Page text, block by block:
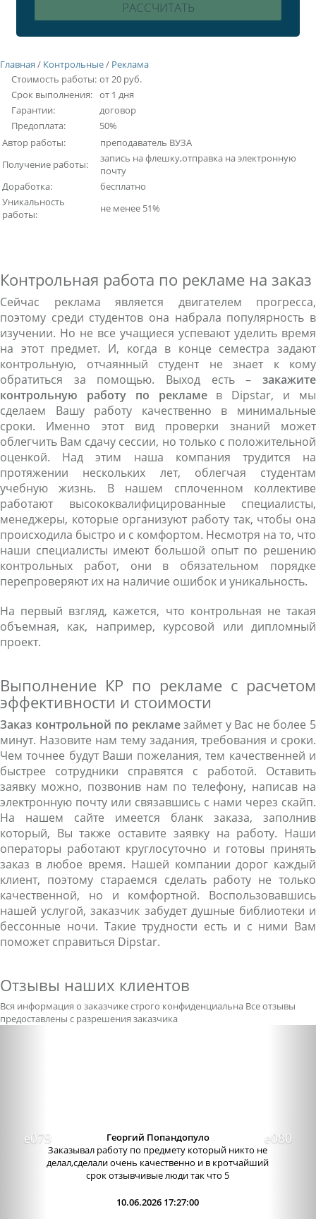
Главная / Контрольные/ Реклама
Стоимость работы: от 20 руб.
Срок выполнения: от 1 дня
Гарантии:
договор
Предоплата:
50%
Автор работы:
преподаватель ВУЗА
Получение работы:
запись на флешку,отправка на электронную
почту
Доработка:
бесплатно
Уникальность
работы:
не менее 51%
Контрольная работа по рекламе на заказ
Сейчас реклама является двигателем прогресса,
поэтому среди студентов она набрала популярность в
изучении. Но не все учащиеся успевают уделить время
на этот предмет. И, когда в конце семестра задают
контрольную, отчаянный студент не знает к кому
обратиться за помощью. Выход есть – закажите
контрольную работу по рекламев Dipstar, и мы
сделаем Вашу работу качественно в минимальные
сроки. Именно этот вид проверки знаний может
облегчить Вам сдачу сессии, но только с положительной
оценкой. Над этим наша компания трудится на
протяжении нескольких лет, облегчая студентам
учебную жизнь. В нашем сплоченном коллективе
работают высококвалифицированные специалисты,
менеджеры, которые организуют работу так, чтобы она
происходила быстро и с комфортом. Несмотря на то, что
наши специалисты имеют большой опыт по решению
контрольных работ, они в обязательном порядке
перепроверяют их на наличие ошибок и уникальность.
На первый взгляд, кажется, что контрольная не такая
объемная, как, например, курсовой или дипломный
проект.
Выполнение КР по рекламе с расчетом
эффективности и стоимости
Заказ контрольной по рекламезаймет у Вас не более 5
минут. Назовите нам тему задания, требования и сроки.
Чем точнее будут Ваши пожелания, тем качественней и
быстрее сотрудники справятся с работой. Оставить
заявку можно, позвонив нам по телефону, написав на
электронную почту или связавшись с нами через скайп.
На нашем сайте имеется бланк заказа, заполнив
который, Вы также оставите заявку на работу. Наши
операторы работают круглосуточно и готовы принять
заказ в любое время. Нашей компании дорог каждый
клиент, поэтому стараемся сделать работу не только
качественной, но и комфортной. Воспользовавшись
нашей услугой, заказчик забудет душные библиотеки и
бессонные ночи. Такие трудности есть и с ними Вам
поможет справиться Dipstar.
Отзывы наших клиентов
Вся информация о заказчике строго конфиденциальна Все отзывы
предоставлены с разрешения заказчика
Георгий Попандопуло
Заказывал работу по предмету который никто не
делал,сделали очень качественно и в кротчайший
срок отзывчивые люди так что 5
10.06.2026 17:27:00